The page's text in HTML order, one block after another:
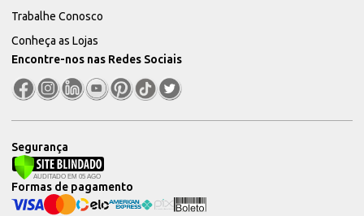
Trabalhe Conosco
Conheça as Lojas
Encontre-nos nas Redes Sociais
Segurança
Formas de pagamento